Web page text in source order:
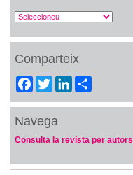
Comparteix
Facebook
TwitterLinkedIn
Navega
Consulta la revista per autors